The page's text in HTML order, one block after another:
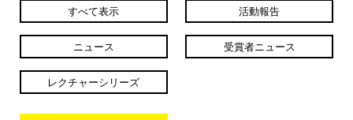
進路・資格
研究室紹介
すべて表示 活動報告
ニュース 受賞者ニュース
レクチャーシリーズ